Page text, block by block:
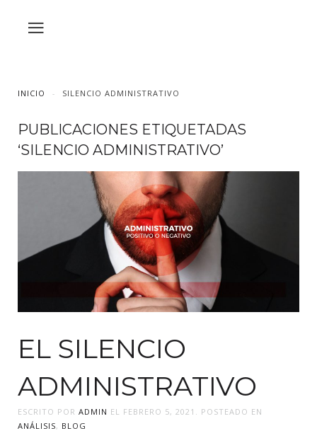
INICIO SILENCIO ADMINISTRATIVO
PUBLICACIONES ETIQUETADAS
‘SILENCIO ADMINISTRATIVO’
EL SILENCIO
ADMINISTRATIVO
ESCRITO POR ADMIN EL FEBRERO 5, 2021 . POSTEADO EN
ANÁLISIS, BLOG